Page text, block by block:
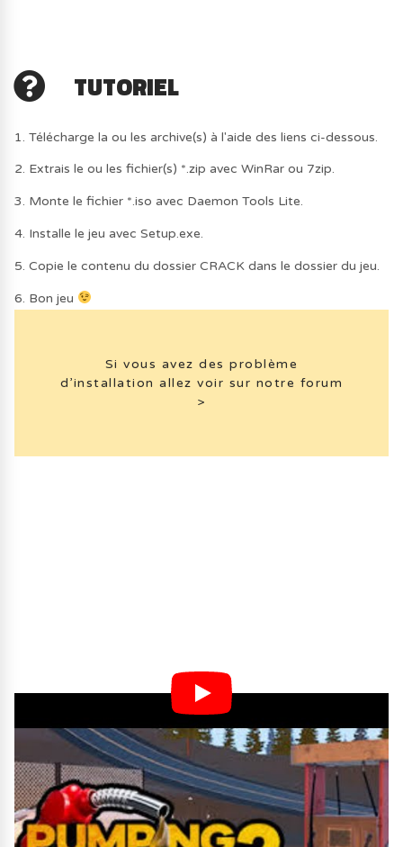
TUTORIEL
1. Télécharge la ou les archive(s) à l'aide des liens ci-dessous.
2. Extrais le ou les fichier(s) *.zip avec WinRar ou 7zip.
3. Monte le fichier *.iso avec Daemon Tools Lite.
4. Installe le jeu avec Setup.exe.
5. Copie le contenu du dossier CRACK dans le dossier du jeu.
6. Bon jeu
Si vous avez des problème
d’installation allez voir sur notre forum
>